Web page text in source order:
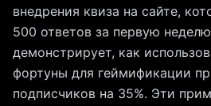
внедрения квиза на сайте,
500 ответов за первую
демонстрирует, как
фортуны для геймификации
подписчиков на 35%. Эти